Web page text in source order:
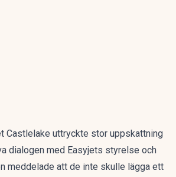
Castlelake uttryckte stor uppskattning
dialogen med Easyjets styrelse och
meddelade att de inte skulle lägga ett